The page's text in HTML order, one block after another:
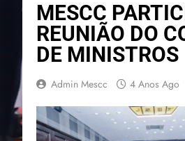
MESCC
REUNIÃO DO
DE MINISTROS
Admin Mescc 4 Anos Ago